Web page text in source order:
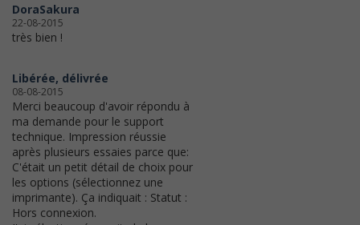
DoraSakura
22-08-2015
très bien !
Libérée, délivrée
08-08-2015
Merci beaucoup d'avoir répondu à
ma demande pour le support
technique. Impression réussie
après plusieurs essaies parce que:
C'était un petit détail de choix pour
les options (sélectionnez une
imprimante). Ça indiquait : Statut :
Hors connexion.